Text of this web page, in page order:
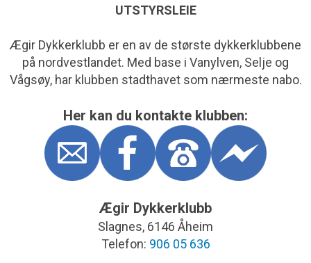
UTSTYRSLEIE
Ægir Dykkerklubb er en av de største dykkerklubbene
på nordvestlandet. Med base i Vanylven, Selje og
Vågsøy, har klubben stadthavet som nærmeste nabo.
Her kan du kontakte klubben:
Ægir Dykkerklubb
Slagnes, 6146 Åheim
Telefon: 906 05 636